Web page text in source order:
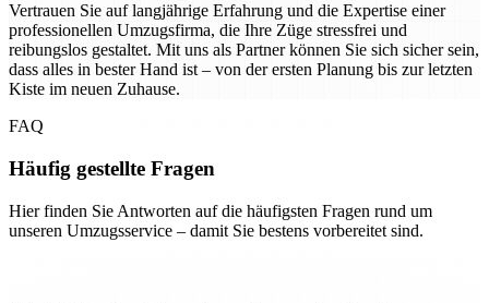
Vertrauen Sie auf langjährige Erfahrung und die Expertise einer
professionellen Umzugsfirma, die Ihre Züge stressfrei und
reibungslos gestaltet. Mit uns als Partner können Sie sich sicher sein,
dass alles in bester Hand ist – von der ersten Planung bis zur letzten
Kiste im neuen Zuhause.
FAQ
Häufig gestellte Fragen
Hier finden Sie Antworten auf die häufigsten Fragen rund um
unseren Umzugsservice – damit Sie bestens vorbereitet sind.